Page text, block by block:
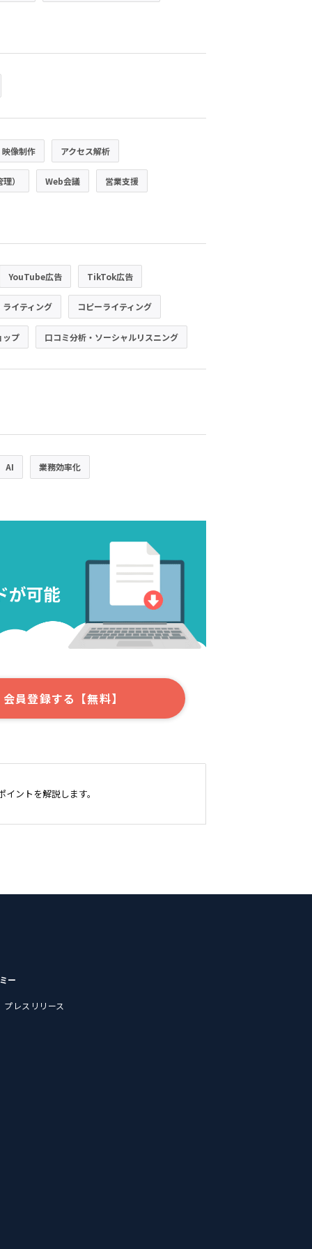
像制作 アクセス解析
） Web会議 営業支援
YouTube広告 TikTok広告
イティング コピーライティング
ップ 口コミ分析・ソーシャルリスニング
AI 業務効率化
会員登録する【無料】
ントを解説します。
ー
プレスリリース